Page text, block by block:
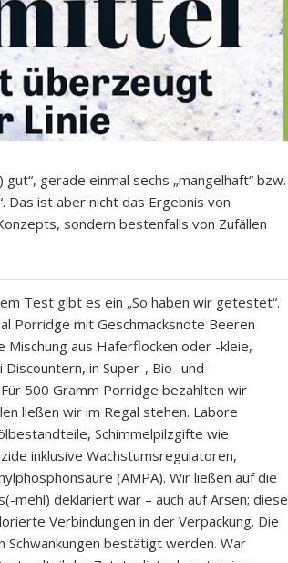
gerade einmal sechs „mangelhaft“ bzw.
Das ist aber nicht das Ergebnis von
sondern bestenfalls von Zufällen
Test gibt es ein „So haben wir getestet“.
Porridge mit Geschmacksnote Beeren
Mischung aus Haferflocken oder -kleie,
in Super-, Bio- und
500 Gramm Porridge bezahlten wir
ließen wir im Regal stehen. Labore
Schimmelpilzgifte wie
inklusive Wachstumsregulatoren,
(AMPA). Wir ließen auf die
mehl) deklariert war – auch auf Arsen; diese
Verbindungen in der Verpackung. Die
Schwankungen bestätigt werden. War